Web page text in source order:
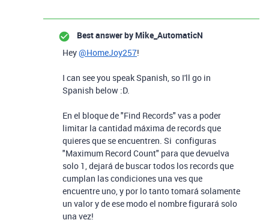
Best answer by Mike_AutomaticN
Hey@HomeJoy257!
I can see you speak Spanish, so I'll go in
Spanish below :D.
En el bloque de "Find Records" vas a poder
limitar la cantidad máxima de records que
quieres que se encuentren. Si configuras
"Maximum Record Count" para que devuelva
solo 1, dejará de buscar todos los records que
cumplan las condiciones una ves que
encuentre uno, y por lo tanto tomará solamente
un valor y de ese modo el nombre figurará solo
una vez!